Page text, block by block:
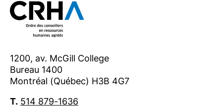
Québec. L’Ordre participe ainsi activement
au maintien de l’équilibre entre la réussite
des organisations et le bien-être de la
visitez ordrecrha.org.
Contact : presse@ordrecrha.org
1200, av. McGill College
Bureau 1400
Montréal (Québec) H3B 4G7
T. 514 879-1636